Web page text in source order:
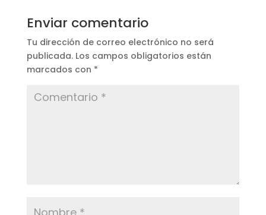
Enviar comentario
Tu dirección de correo electrónico no será
publicada. Los campos obligatorios están
marcados con *